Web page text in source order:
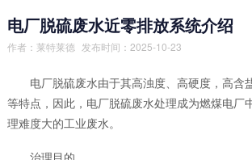
电厂脱硫废水近零排放系统介绍
作者： 莱特莱德 发布时间：2025-10-23
电厂脱硫废水由于其高浊度、高硬度，高含
等特点，因此，电厂脱硫废水处理成为燃煤电厂
理难度大的工业废水。
治理目的